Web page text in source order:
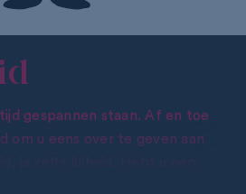
gespannen staan. Af en toe
om u eens over te geven aan